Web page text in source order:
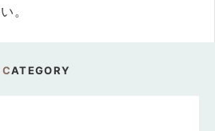
。
CATEGORY